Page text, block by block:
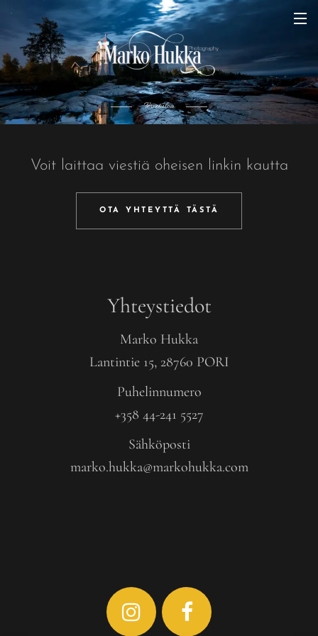
Tervetuloa
Voit laittaa viestiä oheisen linkin kautta
OTA YHTEYTTÄ TÄSTÄ
Yhteystiedot
Marko Hukka
Lantintie 15, 28760 PORI
Puhelinnumero
+358 44-241 5527
Sähköposti
marko.hukka@markohukka.com